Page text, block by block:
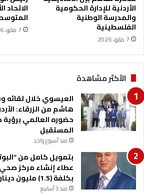
ي
ا
ل
م
ا
م
الأردنية للإدارة الحكومية
والمدرسة الوطنية
الفلسطينية
7 مايو، 2026
7 مايو، 2026
الأكثر مشاهدة
العيسوي خلال لقائه
هاشم من الزرقاء:
حضوره العالمي
المستقبل
منذ أسبوع واحد
بتمويل كامل من
عطاء إنشاء مركز
بكلفة (1.5) مليون دينار
منذ 3 أسابيع